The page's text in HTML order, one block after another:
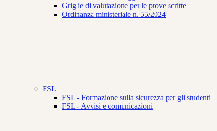
Griglie di valutazione per le prove scritte
Ordinanza ministeriale n. 55/2024
FSL
FSL - Formazione sulla sicurezza per gli studenti
FSL - Avvisi e comunicazioni